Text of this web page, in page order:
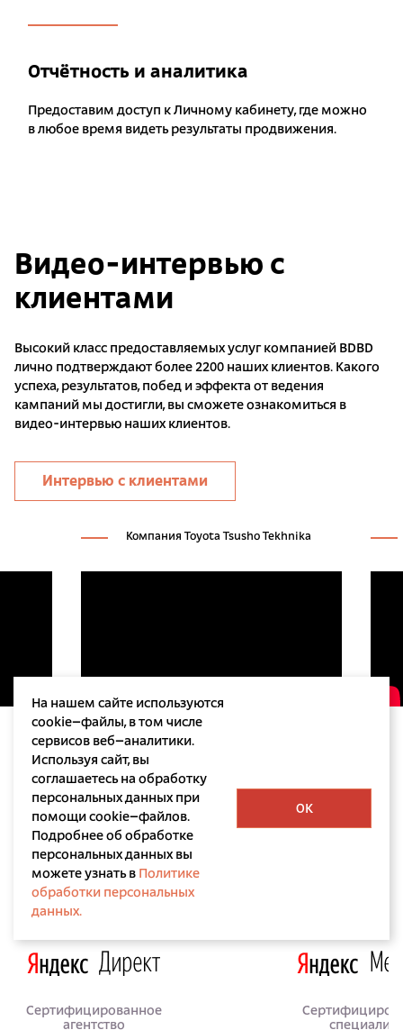
Отчётность и аналитика
Предоставим доступ к Личному кабинету, где можно
в любое время видеть результаты продвижения.
Видео-интервью с
клиентами
Высокий класс предоставляемых услуг компанией BDBD
лично подтверждают более 2200 наших клиентов. Какого
успеха, результатов, побед и эффекта от ведения
кампаний мы достигли, вы сможете ознакомиться в
видео-интервью наших клиентов.
Интервью с клиентами
Компания Toyota Tsusho Tekhnika
Лицензии и сертификаты
Сертифицированное
агентство
На нашем сайте используются
cookie–файлы, в том числе
сервисов веб–аналитики.
Используя сайт, вы
соглашаетесь на обработку
персональных данных при
помощи cookie–файлов.
Подробнее об обработке
персональных данных вы
можете узнать в Политике
обработки персональных
данных.
OK